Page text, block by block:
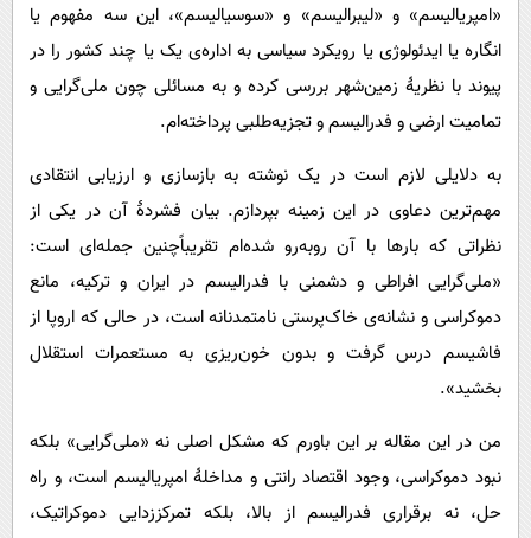
«امپریالیسم» و «لیبرالیسم» و «سوسیالیسم»، این سه مفهوم یا
انگاره یا ایدئولوژی یا رویکرد سیاسی به اداره‌ی یک یا چند کشور را در
پیوند با نظریۀ زمین‌شهر بررسی کرده و به مسائلی چون ملی‌گرایی و
تمامیت ارضی و فدرالیسم و تجزیه‌طلبی پرداخته‌ام.
به دلایلی لازم است در یک نوشته به بازسازی و ارزیابی انتقادی
مهم‌ترین دعاوی در این زمینه بپردازم. بیان فشردۀ آن در یکی از
نظراتی که بارها با آن روبه‌رو شده‌ام تقریباًچنین جمله‌ای است:
«ملی‌گرایی افراطی و دشمنی با فدرالیسم در ایران و ترکیه، مانع
دموکراسی و نشانه‌ی خاک‌پرستی نامتمدنانه است، در حالی که اروپا از
فاشیسم درس گرفت و بدون خون‌ریزی به مستعمرات استقلال
بخشید».
من در این مقاله بر این باورم که مشکل اصلی نه «ملی‌گرایی» بلکه
نبود دموکراسی، وجود اقتصاد رانتی و مداخلۀ امپریالیسم است، و راه
حل، نه برقراری فدرالیسم از بالا، بلکه تمرکززدایی دموکراتیک،